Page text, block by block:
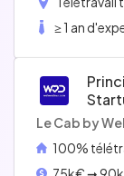
≥ 1 an
Le Cab by
100%